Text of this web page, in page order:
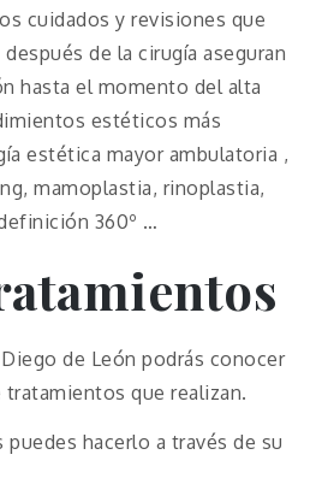
cuidados y revisiones que
de la cirugía aseguran
hasta el momento del alta
estéticos más
estética mayor ambulatoria ,
mamoplastia, rinoplastia,
360º …
de León podrás conocer
que realizan.
hacerlo a través de su